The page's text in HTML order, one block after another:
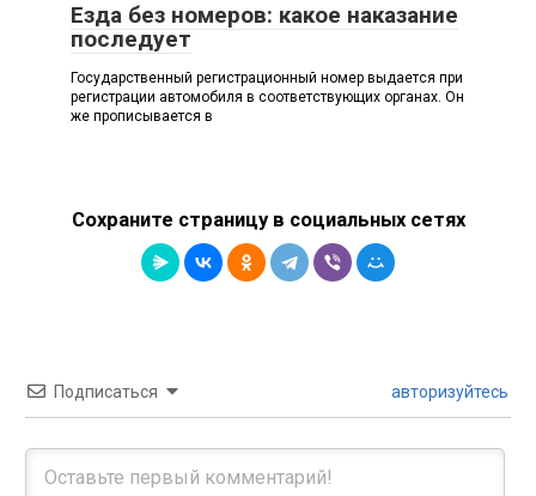
Езда без номеров: какое наказание
последует
Государственный регистрационный номер выдается при
регистрации автомобиля в соответствующих органах. Он
же прописывается в
Сохраните страницу в социальных сетях
Подписаться авторизуйтесь